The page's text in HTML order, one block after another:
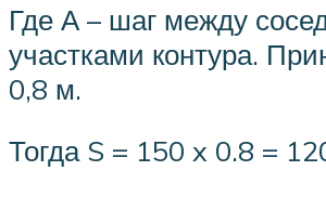
Где А – шаг между
участками контура.
0,8 м.
Тогда S = 150 x 0.8 =